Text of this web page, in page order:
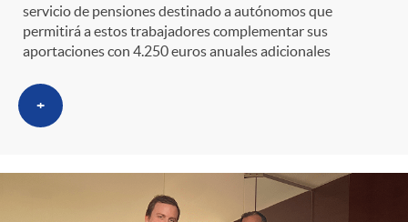
servicio de pensiones destinado a autónomos que
permitirá a estos trabajadores complementar sus
aportaciones con 4.250 euros anuales adicionales
+